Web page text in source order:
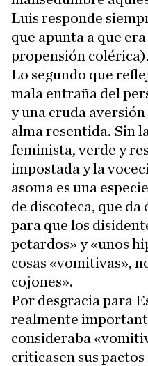
Luis responde
que apunta a que
propensión colérica).
Lo segundo que
mala entraña del
y una cruda
alma resentida. Sin
feminista, verde y
impostada y la
asoma es una
de discoteca, que da
para que los
petardos» y «unos
cosas «vomitivas»,
cojones».
Por desgracia para
realmente
consideraba
criticasen sus